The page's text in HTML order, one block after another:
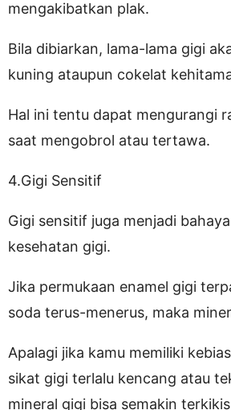
mengakibatkan plak.
Bila dibiarkan, lama-lama gigi
kuning ataupun cokelat
Hal ini tentu dapat mengurangi
saat mengobrol atau tertawa.
4.Gigi Sensitif
Gigi sensitif juga menjadi
kesehatan gigi.
Jika permukaan enamel gigi
soda terus-menerus, maka
Apalagi jika kamu memiliki
sikat gigi terlalu kencang atau
mineral gigi bisa semakin